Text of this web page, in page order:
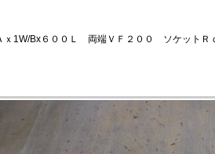
ｘ1W/Bx６００Ｌ 両端ＶＦ２００ ソケットＲ